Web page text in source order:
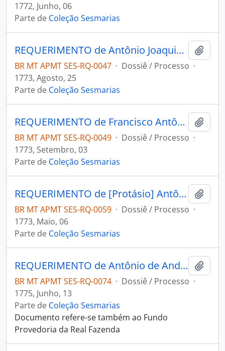
1772, Junho, 06
Parte de Coleção Sesmarias
REQUERIMENTO de Antônio Joaquim da Silva Freire ao Governador e Capitão-General da Capitania de Mato Grosso Luiz de Albuquerque de Melo Pereira e Cáceres.
BR MT APMT SES-RQ-0047 · Dossiê / Processo ·
1773, Agosto, 25
Parte de Coleção Sesmarias
REQUERIMENTO de Francisco Antônio de Souza ao Governador e Capitão-General da Capitania de Mato Grosso Luiz de Albuquerque de Melo Pereira e Cáceres.
BR MT APMT SES-RQ-0049 · Dossiê / Processo ·
1773, Setembro, 03
Parte de Coleção Sesmarias
REQUERIMENTO de [Protásio] Antônio de Moraes e Simão Botelho Fonseca ao Governador e Capitão-General da Capitania de Mato Grosso Luiz de Albuquerque de Melo Pereira e Cáceres.
BR MT APMT SES-RQ-0059 · Dossiê / Processo ·
1773, Maio, 06
Parte de Coleção Sesmarias
REQUERIMENTO de Antônio de Andrade e Mendonça ao Governador e Capitão-General da Capitania de Mato Grosso Luiz de Albuquerque de Melo Pereira e Cáceres.
BR MT APMT SES-RQ-0074 · Dossiê / Processo ·
1775, Junho, 13
Parte de Coleção Sesmarias
Documento refere-se também ao Fundo
Provedoria da Real Fazenda